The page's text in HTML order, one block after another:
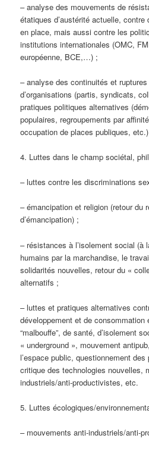
– analyse des mouvements de
étatiques d’austérité actuelle,
en place, mais aussi contre les
institutions internationales (OMC,
européenne, BCE,…) ;
– analyse des continuités et
d’organisations (partis, syndicats,
pratiques politiques alternatives
populaires, regroupements par
occupation de places publiques,
4. Luttes dans le champ sociétal,
– luttes contre les discriminations
– émancipation et religion (retour du
d’émancipation) ;
– résistances à l’isolement social (à
humains par la marchandise, le
solidarités nouvelles, retour du «
alternatifs ;
– luttes et pratiques alternatives
développement et de consommation
“malbouffe”, de santé, d’isolement
« underground », mouvement
l’espace public, questionnement des
critique des technologies nouvelles,
industriels/anti-productivistes, etc.
5. Luttes écologiques/
– mouvements anti-industriels/anti-